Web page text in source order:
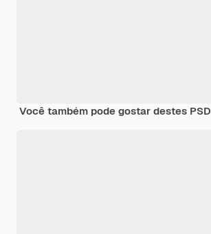
Você também pode gostar destes PSD